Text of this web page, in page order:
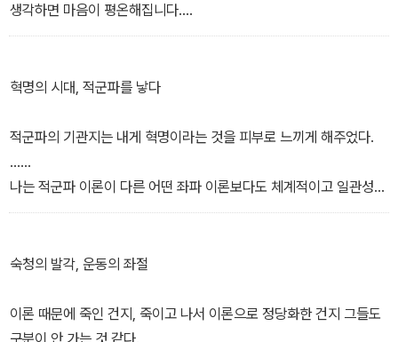
생각하면 마음이 평온해집니다.
혁명이 계속되면 별의 수가 얼마나 더 늘어날까요!
교도소에서 뗀다. 1972년 5월 31일, 이스라엘 텔아비브 공항에서 세
사망하고 80명이 부상을 입은 이 테러의 범인은 일본에서 온 적군파
청년 세 명이었다. 범인들은 사건 직후 자살을 시도했지만, 한 명이 본
이스라엘이나 팔레스타인과는 아무런 연고도 없는, 일본에서 태어나
의 이름으로 테러를 저질렀다. 가족, 친구, 어제까지의 모든 삶을 버리
고 레바논으로 날아와 게릴라가 되기 위한 훈련을 받은 뒤 낯선 민간
혁명의 시대, 적군파를 낳다
적군파의 기관지는 내게 혁명이라는 것을 피부로 느끼게 해주었다.
……
나는 적군파 이론이 다른 어떤 좌파 이론보다도 체계적이고 일관성
있다고 생각했다.
이라고 평가할 정도였다.
도 나를 강렬하게 끌어당겼다.
- 우에가키 야스히로, 적군파 이론을 처음 접했을 때를 회고하며
숙청의 발각, 운동의 좌절
이론 때문에 죽인 건지, 죽이고 나서 이론으로 정당화한 건지 그들도